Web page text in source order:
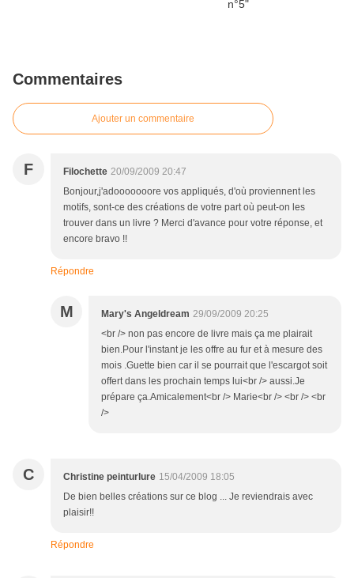
Commentaires
Ajouter un commentaire
F Filochette 20/09/2009 20:47
Bonjour,j'adooooooore vos appliqués, d'où proviennent les
motifs, sont-ce des créations de votre part où peut-on les
trouver dans un livre ? Merci d'avance pour votre réponse, et
encore bravo !!
Répondre
M Mary's Angeldream 29/09/2009 20:25
<br /> non pas encore de livre mais ça me plairait
bien.Pour l'instant je les offre au fur et à mesure des
mois .Guette bien car il se pourrait que l'escargot soit
offert dans les prochain temps lui<br /> aussi.Je
prépare ça.Amicalement<br /> Marie<br /> <br /> <br
/>
C Christine peinturlure 15/04/2009 18:05
De bien belles créations sur ce blog ... Je reviendrais avec
plaisir!!
Répondre